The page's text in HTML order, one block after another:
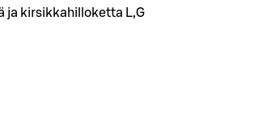
ja kirsikkahilloketta L,G